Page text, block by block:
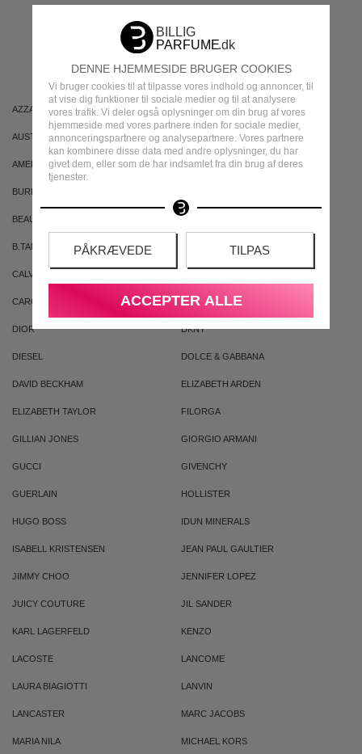
DENNE HJEMMESIDE BRUGER COOKIES
Vi bruger cookies til at tilpasse vores indhold og annoncer, til
at vise dig funktioner til sociale medier og til at analysere
vores trafik. Vi deler også oplysninger om din brug af vores
hjemmeside med vores partnere inden for sociale medier,
annonceringspartnere og analysepartnere. Vores partnere
kan kombinere disse data med andre oplysninger, du har
givet dem, eller som de har indsamlet fra din brug af deres
tjenester.
PÅKRÆVEDE TILPAS
ACCEPTER ALLE
MEST POPULÆRE
MÆRKER
AZZARO ARIANA GRANDE
AUSTRALIAN GOLD AUSTRALIAN BODYCARE
AMERICAN CREW ARMAF
BURBERRY
BEAUTE PACIFIQUE BADEANSTALTEN
B.TAN BRUNO BANANI
CALVIN KLEIN
CAROLINA HERRERA CLEAN
DIOR DKNY
DIESEL DOLCE & GABBANA
DAVID BECKHAM ELIZABETH ARDEN
ELIZABETH TAYLOR FILORGA
GILLIAN JONES GIORGIO ARMANI
GUCCI GIVENCHY
GUERLAIN HOLLISTER
HUGO BOSS IDUN MINERALS
ISABELL KRISTENSEN JEAN PAUL GAULTIER
JIMMY CHOO JENNIFER LOPEZ
JUICY COUTURE JIL SANDER
KARL LAGERFELD KENZO
LACOSTE LANCOME
LAURA BIAGIOTTI LANVIN
LANCASTER MARC JACOBS
MARIA NILA MICHAEL KORS